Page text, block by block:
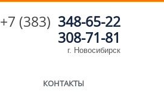
+7 (383) 348-65-22
308-71-81
г. Новосибирск
КОНТАКТЫ